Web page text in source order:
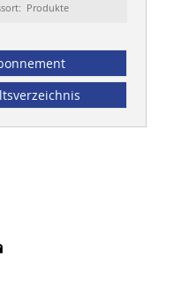
Produkte